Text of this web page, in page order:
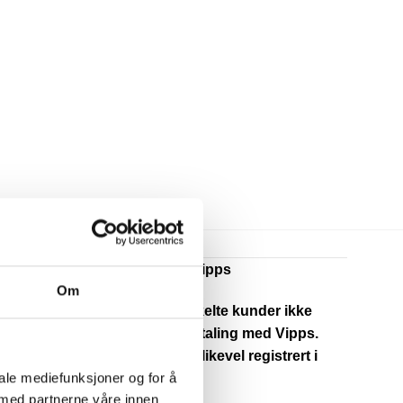
Om
mediefunksjoner og for å
partnerne våre innen
ved betaling med Vipps
opplever for øyeblikket at enkelte kunder ikke
ordrebekreftelse etter betaling med Vipps.
aller fleste tilfeller er ordren likevel registrert i
system.